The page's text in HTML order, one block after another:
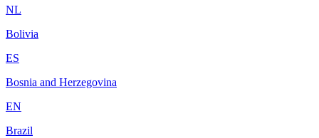
NL
Bolivia
ES
Bosnia and Herzegovina
EN
Brazil